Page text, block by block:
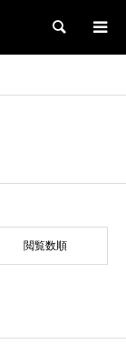
検索
閲覧数順